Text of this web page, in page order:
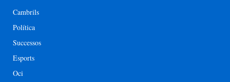
Cambrils
Política
Successos
Esports
Oci